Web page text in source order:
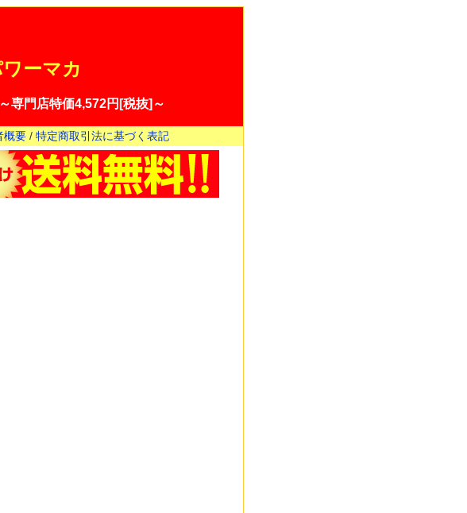
ーマカ
専門店特価4,572円[税抜]～
概要 / 特定商取引法に基づく表記